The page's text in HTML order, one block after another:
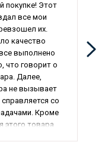
покупке! Этот
все мои
их.
качество
выполнено
что говорит о
Далее,
не вызывает
со
Кроме
этого товара